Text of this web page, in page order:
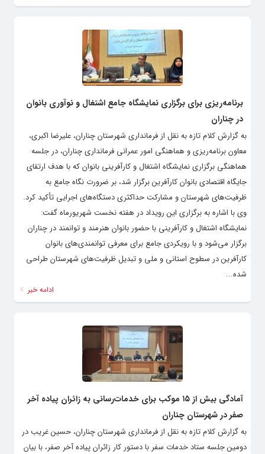
برنامه‌ریزی برای برگزاری نمایشگاه جامع اشتغال و نوآوری بانوان
در چناران
به گزارش کلام تازه به نقل از فرمانداری شهرستان چناران، علیرضا اکبری،
معاون برنامه‌ریزی و هماهنگی امور عمرانی فرمانداری چناران، در جلسه
هماهنگی برگزاری نمایشگاه اشتغال و کارآفرینی بانوان که با هدف ارتقای
جایگاه اقتصادی بانوان کارآفرین برگزار شد، بر ضرورت نگاه جامع به
ظرفیت‌های شهرستان و مشارکت حداکثری دستگاه‌های اجرایی تأکید کرد. ‌
وی با اشاره به برگزاری این رویداد در هفته نخست شهریورماه گفت:
نمایشگاه اشتغال و کارآفرینی با حضور بانوان هنرمند و توانمند در چناران
برگزار می‌شود و با رویکردی جامع برای معرفی توانمندی‌های بانوان
کارآفرین در سطوح استانی و ملی و تبدیل ظرفیت‌های شهرستان طراحی
شده...
ادامه خبر
آمادگی بیش از ۱۵ موکب برای خدمات‌رسانی به زائران پیاده آخر
صفر در شهرستان چناران
به گزارش کلام تازه به نقل از فرمانداری شهرستان چناران، حسین غریب در
دومین جلسه ستاد خدمات سفر با دستور کار زائران پیاده آخر صفر، با بیان